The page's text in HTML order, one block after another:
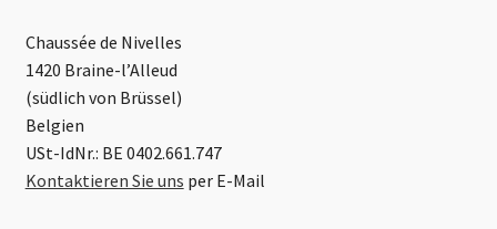
Chaussée de Nivelles
1420 Braine-l’Alleud
(südlich von Brüssel)
Belgien
USt-IdNr.: BE 0402.661.747
Kontaktieren Sie uns per E-Mail